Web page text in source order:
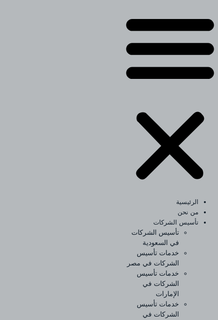
الرئيسية
من نحن
تأسيس الشركات
تأسيس الشركات
في السعودية
خدمات تأسيس
الشركات في مصر
خدمات تأسيس
الشركات في
الإمارات
خدمات تأسيس
الشركات في